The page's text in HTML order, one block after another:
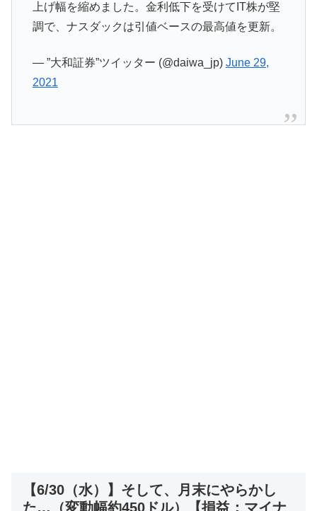
上げ幅を縮めました。金利低下を受けてIT株が堅
調で、ナスダックは引値ベースの最高値を更新。
— ”大和証券”ツイッター (@daiwa_jp) June 29,
2021
【6/30（水）】そして、月末にやらかし
た…（変動幅約450ドル）【損益：マイナ